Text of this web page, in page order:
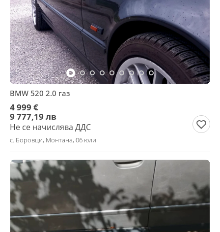
BMW 520 2.0 газ
4 999 €
9 777,19 лв
Не се начислява ДДС
с. Боровци, Монтана, 06 юли